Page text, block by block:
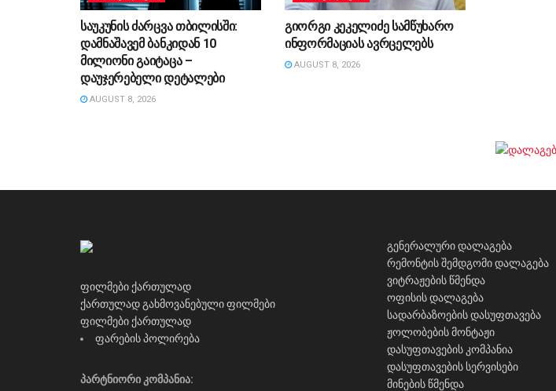
საუკუნის ძარცვა თბილისში:
დამნაშავემ ბანკიდან 10
მილიონი გაიტაცა –
დაუჯერებელი დეტალები
AUGUST 8, 2026
გიორგი კეკელიძე სამწუხარო
ინფორმაციას ავრცელებს
AUGUST 8, 2026
ფილმები ქართულად
ქართულად გახმოვანებული ფილმები
ფილმები ქართულად
ფარების პოლირება
პარტნიორი კომპანია:
გენერალური დალაგება
რემონტის შემდგომი დალაგება
ვიტრაჟების წმენდა
ოფისის დალაგება
სადარბაზოების დასუფთავება
ჟოლობების მონტაჟი
დასუფთავების კომპანია
დასუფთავების სერვისები
მინების წმენდა